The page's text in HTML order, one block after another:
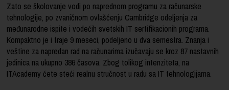
Zato se školovanje vodi po naprednom programu za računarske
tehnologije, po zvaničnom ovlašćenju Cambridge odeljenja za
međunarodne ispite i vodećih svetskih IT sertifikacionih programa.
Kompaktno je i traje 9 meseci, podeljeno u dva semestra. Znanja i
veštine za napredan rad na računarima izučavaju se kroz 87 nastavnih
jedinica na ukupno 386 časova. Zbog tolikog intenziteta, na
ITAcademy ćete steći realnu stručnost u radu sa IT tehnologijama.